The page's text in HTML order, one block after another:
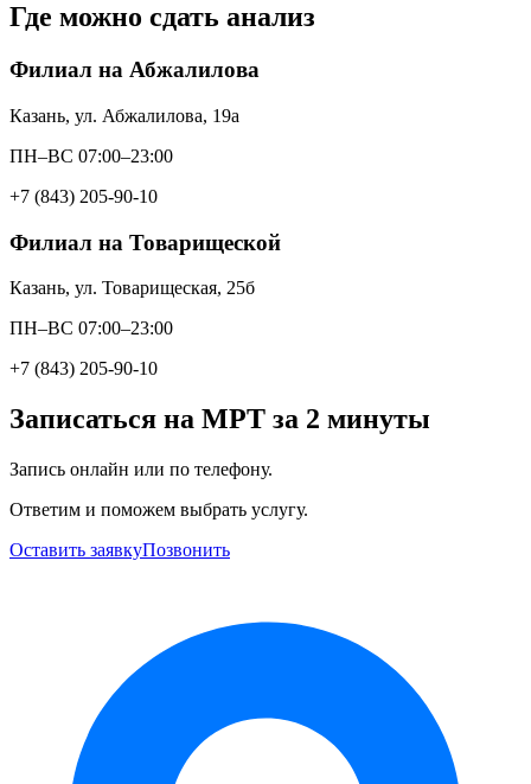
Где можно сдать анализ
Филиал на Абжалилова
Казань, ул. Абжалилова, 19а
ПН–ВС 07:00–23:00
+7 (843) 205-90-10
Филиал на Товарищеской
Казань, ул. Товарищеская, 25б
ПН–ВС 07:00–23:00
+7 (843) 205-90-10
Записаться на МРТ за 2 минуты
Запись онлайн или по телефону.
Ответим и поможем выбрать услугу.
Оставить заявкуПозвонить